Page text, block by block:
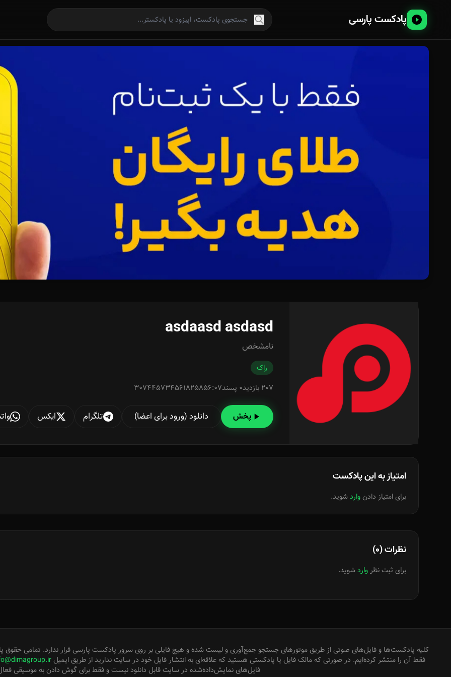
پادکست پارسی
asdaasd asdasd
نامشخص
راک
207 بازدید
0 پسند 307445734561825856:07
پخش دانلود (ورود برای اعضا) تلگرام ایکس
امتیاز به این پادکست
برای امتیاز دادنواردشوید.
نظرات (0)
برای ثبت نظرواردشوید.
کلیه پادکست‌ها و فایل‌های صوتی از طریق موتورهای جستجو جمع‌آوری و لیست شده و هیچ فایلی بر روی سرور پادکست پارسی قرار ندارد. تمامی
فقط آن را منتشر کرده‌ایم. در صورتی که مالک فایل یا پادکستی هستید که علاقه‌ای به انتشار فایل خود در سایت ندارید از طریق ایمیل
فایل‌های نمایش‌داده‌شده در سایت قابل دانلود نیست و فقط برای گوش دادن به موسیقی